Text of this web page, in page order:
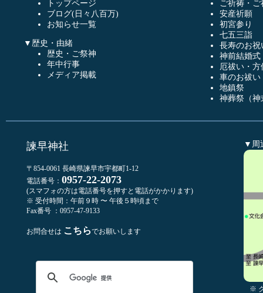
トップページ
ブログ(日々八百万)
お知らせ一覧
▼歴史・由緒
歴史・ご祭神
年中行事
メディア掲載
ご祈祷・
安産祈願
初宮参り
七五三詣
長寿のお祝
神前結婚式
厄祓い・方
車のお祓い
地鎮祭
神葬祭（神
諫早神社
〒854-0061 長崎県諫早市宇都町1-12
電話番号： 0957-22-2073
(スマフォの方は電話番号を押すと電話がかかります)
※ 受付時間：午前９時 〜 午後５時頃まで
Fax番号 ：0957-47-9133
お問合せは こちらでお願いします
▼周
※